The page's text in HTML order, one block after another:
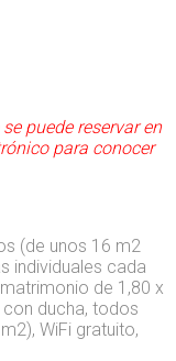
puede reservar en
para conocer
(de unos 16 m2
individuales cada
de 1,80 x
ducha, todos
WiFi gratuito,